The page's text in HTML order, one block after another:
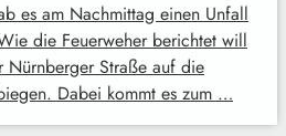
es am Nachmittag einen Unfall
die Feuerweher berichtet will
Straße auf die
Dabei kommt es zum …